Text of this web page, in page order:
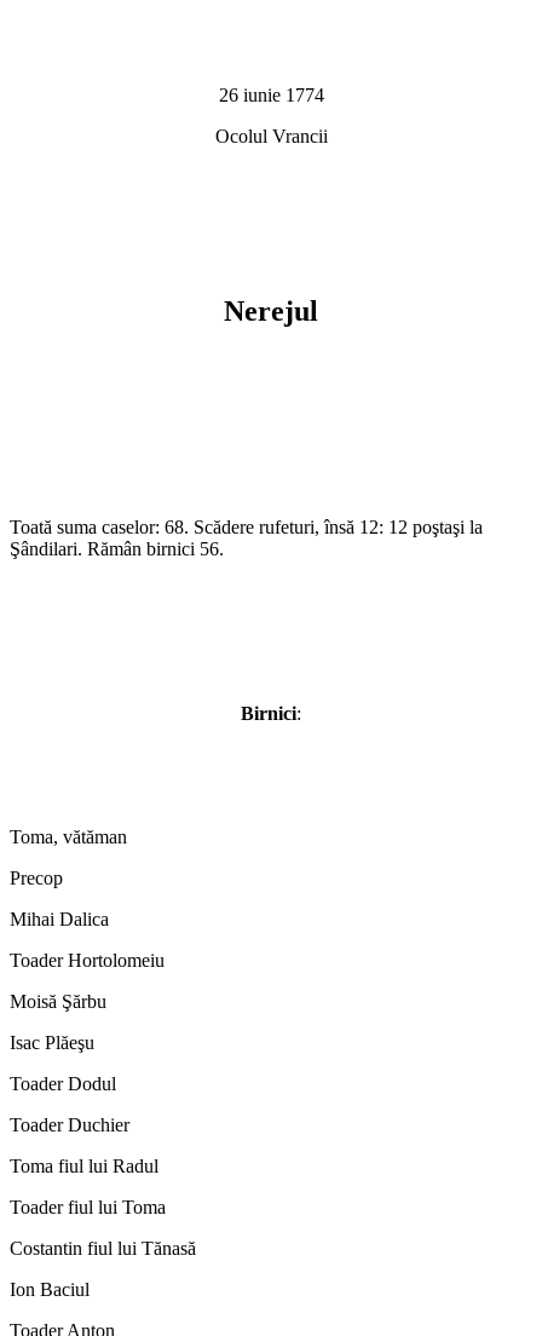
26 iunie 1774
Ocolul Vrancii
Nerejul
Toată suma caselor: 68. Scădere rufeturi, însă 12: 12 poştaşi la
Şândilari. Rămân birnici 56.
Birnici:
Toma, vătăman
Precop
Mihai Dalica
Toader Hortolomeiu
Moisă Şărbu
Isac Plăeşu
Toader Dodul
Toader Duchier
Toma fiul lui Radul
Toader fiul lui Toma
Costantin fiul lui Tănasă
Ion Baciul
Toader Anton